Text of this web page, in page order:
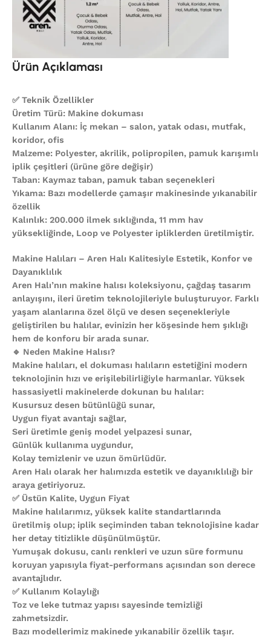
Ürün Açıklaması
✅ Teknik Özellikler
Üretim Türü: Makine dokuması
Kullanım Alanı: İç mekan – salon, yatak odası, mutfak,
koridor, ofis
Malzeme: Polyester, akrilik, polipropilen, pamuk karışımlı
iplik çeşitleri (ürüne göre değişir)
Taban: Kaymaz taban, pamuk taban seçenekleri
Yıkama: Bazı modellerde çamaşır makinesinde yıkanabilir
özellik
Kalınlık: 200.000 ilmek sıklığında, 11 mm hav
yüksekliğinde, Loop ve Polyester ipliklerden üretilmiştir.
Makine Halıları – Aren Halı Kalitesiyle Estetik, Konfor ve
Dayanıklılık
Aren Halı’nın makine halısı koleksiyonu, çağdaş tasarım
anlayışını, ileri üretim teknolojileriyle buluşturuyor. Farklı
yaşam alanlarına özel ölçü ve desen seçenekleriyle
geliştirilen bu halılar, evinizin her köşesinde hem şıklığı
hem de konforu bir arada sunar.
🔹 Neden Makine Halısı?
Makine halıları, el dokuması halıların estetiğini modern
teknolojinin hızı ve erişilebilirliğiyle harmanlar. Yüksek
hassasiyetli makinelerde dokunan bu halılar:
Kusursuz desen bütünlüğü sunar,
Uygun fiyat avantajı sağlar,
Seri üretimle geniş model yelpazesi sunar,
Günlük kullanıma uygundur,
Kolay temizlenir ve uzun ömürlüdür.
Aren Halı olarak her halımızda estetik ve dayanıklılığı bir
araya getiriyoruz.
✅ Üstün Kalite, Uygun Fiyat
Makine halılarımız, yüksek kalite standartlarında
üretilmiş olup; iplik seçiminden taban teknolojisine kadar
her detay titizlikle düşünülmüştür.
Yumuşak dokusu, canlı renkleri ve uzun süre formunu
koruyan yapısıyla fiyat-performans açısından son derece
avantajlıdır.
✅ Kullanım Kolaylığı
Toz ve leke tutmaz yapısı sayesinde temizliği
zahmetsizdir.
Bazı modellerimiz makinede yıkanabilir özellik taşır.